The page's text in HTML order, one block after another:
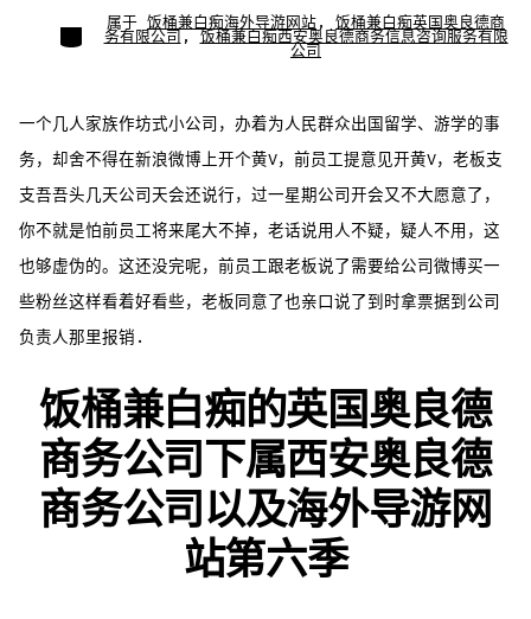
者 期
类
别
属于 饭桶兼白痴海外导游网站, 饭桶兼白痴英国奥良德商
务有限公司,饭桶兼白痴西安奥良德商务信息咨询服务有限
公司
一个几人家族作坊式小公司，办着为人民群众出国留学、游学的事
务，却舍不得在新浪微博上开个黄V，前员工提意见开黄V，老板支
支吾吾头几天公司天会还说行，过一星期公司开会又不大愿意了，
你不就是怕前员工将来尾大不掉，老话说用人不疑，疑人不用，这
也够虚伪的。这还没完呢，前员工跟老板说了需要给公司微博买一
些粉丝这样看着好看些，老板同意了也亲口说了到时拿票据到公司
负责人那里报销.
饭桶兼白痴的英国奥良德
商务公司下属西安奥良德
商务公司以及海外导游网
站第六季